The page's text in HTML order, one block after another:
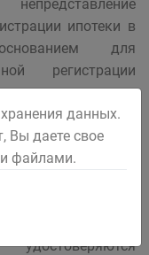
непредставление
ипотеки в
для
регистрации
установленной
от 08.12.2015
заявления
данных.
Вы даете свое
файлами.